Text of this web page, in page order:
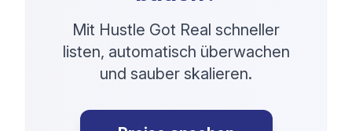
Mit Hustle Got Real schneller
listen, automatisch überwachen
und sauber skalieren.